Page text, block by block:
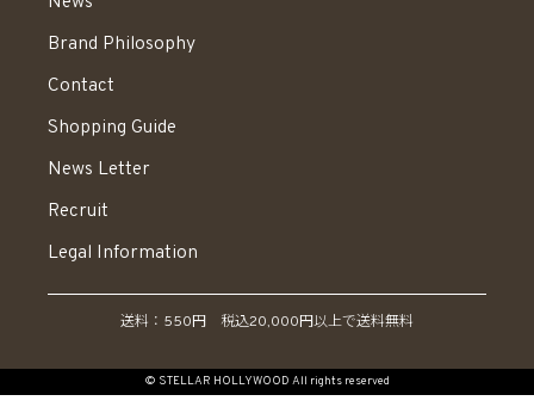
Brand Philosophy
Contact
Shopping Guide
News Letter
Recruit
Legal Information
送料：550円 税込20,000円以上で送料無料
© STELLAR HOLLYWOOD All rights reserved